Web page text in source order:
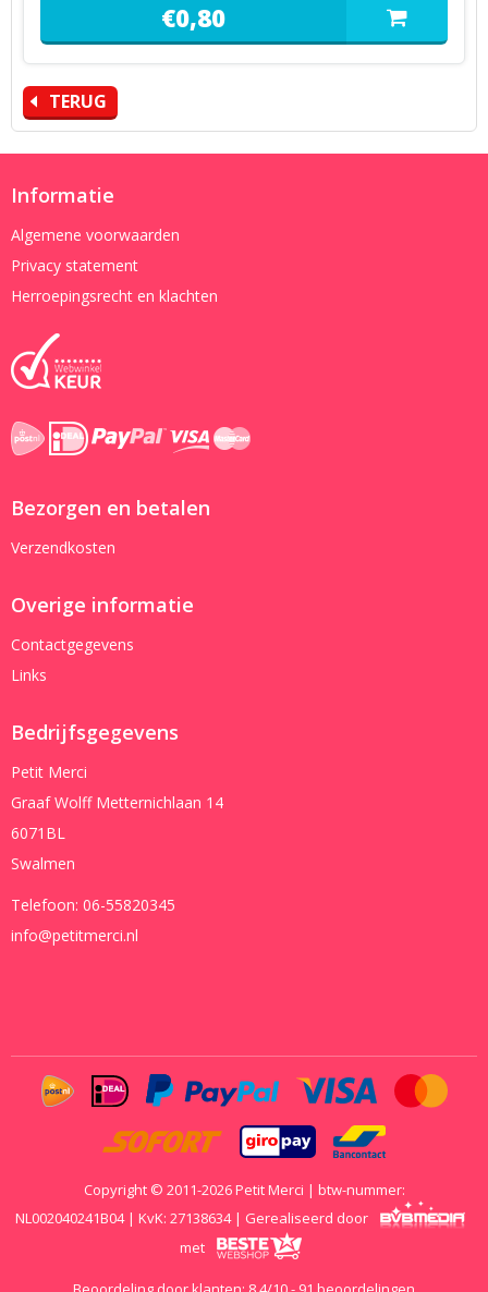
€0,80
TERUG
Informatie
Algemene voorwaarden
Privacy statement
Herroepingsrecht en klachten
Bezorgen en betalen
Verzendkosten
Overige informatie
Contactgegevens
Links
Bedrijfsgegevens
Petit Merci
Graaf Wolff Metternichlaan 14
6071BL
Swalmen
Telefoon: 06-55820345
info@petitmerci.nl
Copyright © 2011-2026 Petit Merci | btw-nummer:
NL002040241B04 | KvK: 27138634 | Gerealiseerd door
met